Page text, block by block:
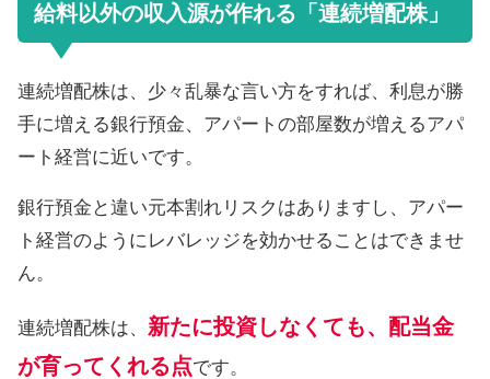
給料以外の収入源が作れる「連続増配株」
連続増配株は、少々乱暴な言い方をすれば、利息が勝
手に増える銀行預金、アパートの部屋数が増えるアパ
ート経営に近いです。
銀行預金と違い元本割れリスクはありますし、アパー
ト経営のようにレバレッジを効かせることはできませ
ん。
連続増配株は、 新たに投資しなくても、配当金
が育ってくれる点です。